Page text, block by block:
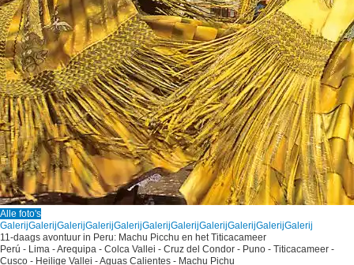
Alle foto's
GalerijGalerijGalerijGalerijGalerijGalerijGalerijGalerijGalerijGalerijGalerij
11-daags avontuur in Peru: Machu Picchu en het Titicacameer
Perú - Lima - Arequipa - Colca Vallei - Cruz del Condor - Puno - Titicacameer -
Cusco - Heilige Vallei - Aguas Calientes - Machu Pichu